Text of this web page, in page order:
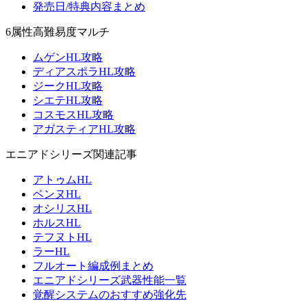
発売日/特典内容まとめ
6属性高難易度マルチ
ムゲンHL攻略
ディアスポラHL攻略
ジークHL攻略
シエテHL攻略
コスモスHL攻略
アガスティアHL攻略
エニアドシリーズ関連記事
アトゥムHL
ベンヌHL
オシリスHL
ホルスHL
テフヌトHL
ラーHL
フルオート編成例まとめ
エニアドシリーズ武器性能一覧
覚醒システムのおすすめ強化先